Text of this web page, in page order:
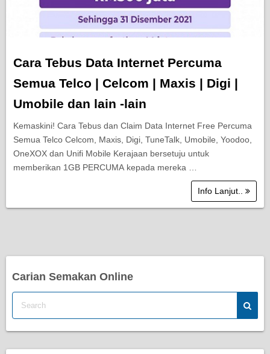
Cara Tebus Data Internet Percuma
Semua Telco | Celcom | Maxis | Digi |
Umobile dan lain -lain
Kemaskini! Cara Tebus dan Claim Data Internet Free Percuma
Semua Telco Celcom, Maxis, Digi, TuneTalk, Umobile, Yoodoo,
OneXOX dan Unifi Mobile Kerajaan bersetuju untuk
memberikan 1GB PERCUMA kepada mereka …
Info Lanjut..
Carian Semakan Online